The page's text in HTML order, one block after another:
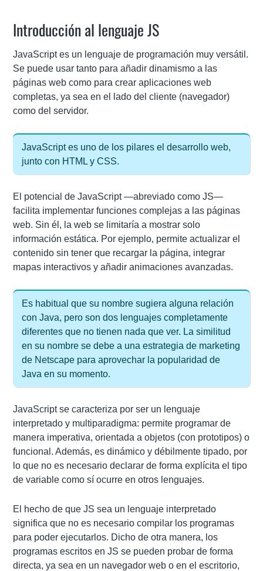
Introducción al lenguaje JS
JavaScript es un lenguaje de programación muy versátil.
Se puede usar tanto para añadir dinamismo a las
páginas web como para crear aplicaciones web
completas, ya sea en el lado del cliente (navegador)
como del servidor.
JavaScript es uno de los pilares el desarrollo web,
junto con HTML y CSS.
El potencial de JavaScript —abreviado como JS—
facilita implementar funciones complejas a las páginas
web. Sin él, la web se limitaría a mostrar solo
información estática. Por ejemplo, permite actualizar el
contenido sin tener que recargar la página, integrar
mapas interactivos y añadir animaciones avanzadas.
Es habitual que su nombre sugiera alguna relación
con Java, pero son dos lenguajes completamente
diferentes que no tienen nada que ver. La similitud
en su nombre se debe a una estrategia de marketing
de Netscape para aprovechar la popularidad de
Java en su momento.
JavaScript se caracteriza por ser un lenguaje
interpretado y multiparadigma: permite programar de
manera imperativa, orientada a objetos (con prototipos) o
funcional. Además, es dinámico y débilmente tipado, por
lo que no es necesario declarar de forma explícita el tipo
de variable como sí ocurre en otros lenguajes.
El hecho de que JS sea un lenguaje interpretado
significa que no es necesario compilar los programas
para poder ejecutarlos. Dicho de otra manera, los
programas escritos en JS se pueden probar de forma
directa, ya sea en un navegador web o en el escritorio,